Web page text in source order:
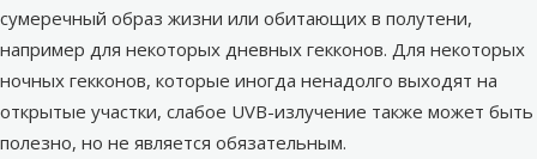
сумеречный образ жизни или обитающих в полутени,
например для некоторых дневных гекконов. Для некоторых
ночных гекконов, которые иногда ненадолго выходят на
открытые участки, слабое UVB-излучение также может быть
полезно, но не является обязательным.